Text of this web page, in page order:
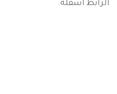
الرابط أسفله.